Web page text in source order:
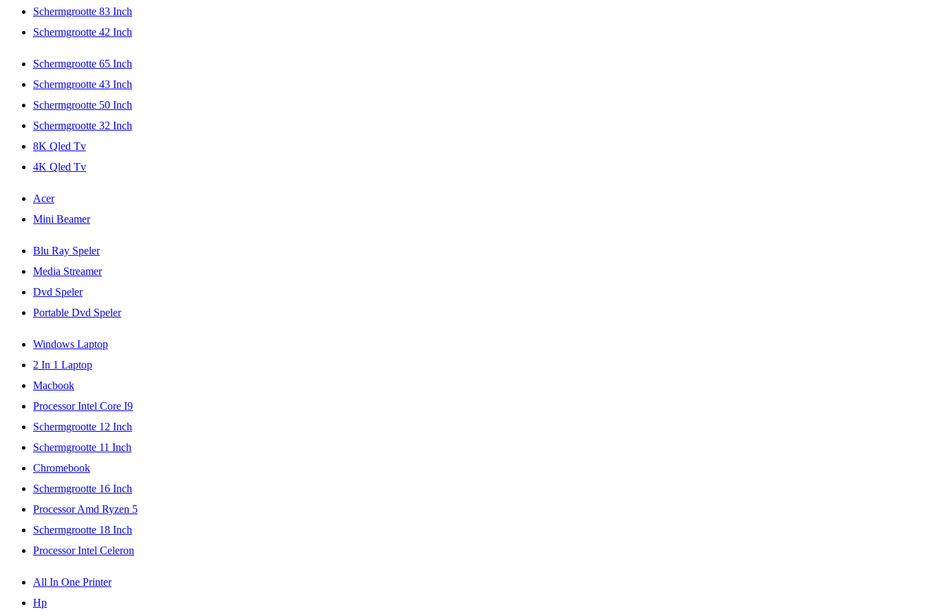
Schermgrootte 83 Inch
Schermgrootte 42 Inch
Schermgrootte 65 Inch
Schermgrootte 43 Inch
Schermgrootte 50 Inch
Schermgrootte 32 Inch
8K Qled Tv
4K Qled Tv
Acer
Mini Beamer
Blu Ray Speler
Media Streamer
Dvd Speler
Portable Dvd Speler
Windows Laptop
2 In 1 Laptop
Macbook
Processor Intel Core I9
Schermgrootte 12 Inch
Schermgrootte 11 Inch
Chromebook
Schermgrootte 16 Inch
Processor Amd Ryzen 5
Schermgrootte 18 Inch
Processor Intel Celeron
All In One Printer
Hp